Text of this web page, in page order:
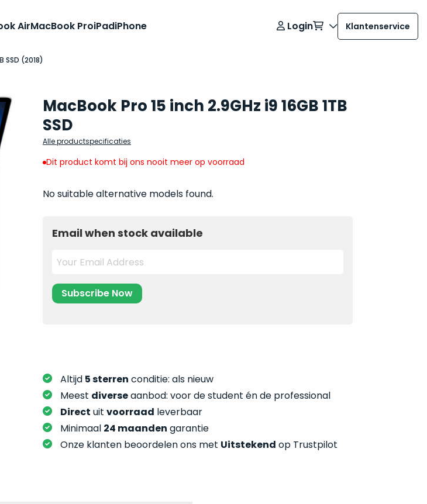
AirMacBook ProiPadiPhone Login Klantenservice
SSD (2018)
MacBook Pro 15 inch 2.9GHz i9 16GB 1TB
SSD
Alle productspecificaties
Dit product komt bij ons nooit meer op voorraad
No suitable alternative models found.
Email when stock available
Altijd 5 sterren conditie: als nieuw
Meest diverseaanbod: voor de student én de professional
Direct uit voorraad leverbaar
Minimaal 24 maanden garantie
Onze klanten beoordelen ons met Uitstekend op Trustpilot